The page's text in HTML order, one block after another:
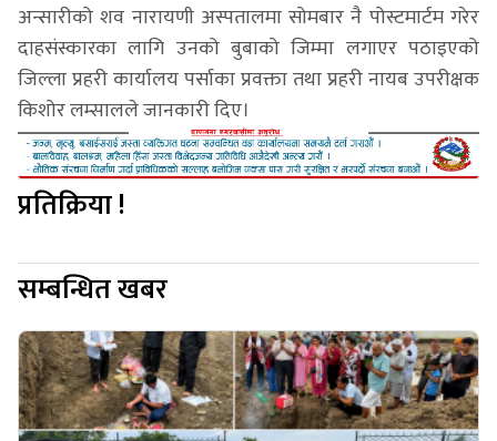
अन्सारीको शव नारायणी अस्पतालमा सोमबार नै पोस्टमार्टम गरेर
दाहसंस्कारका लागि उनको बुबाको जिम्मा लगाएर पठाइएको
जिल्ला प्रहरी कार्यालय पर्साका प्रवक्ता तथा प्रहरी नायब उपरीक्षक
किशोर लम्सालले जानकारी दिए।
प्रतिक्रिया !
सम्बन्धित खबर